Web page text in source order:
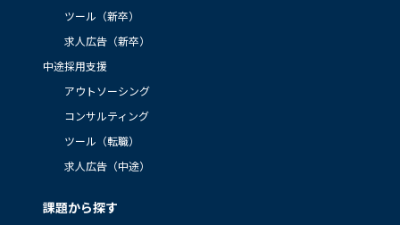
ツール（新卒）
求人広告（新卒）
中途採用支援
アウトソーシング
コンサルティング
ツール（転職）
求人広告（中途）
課題から探す